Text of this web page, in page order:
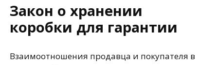
Закон о хранении
коробки для гарантии
Взаимоотношения продавца и покупателя в